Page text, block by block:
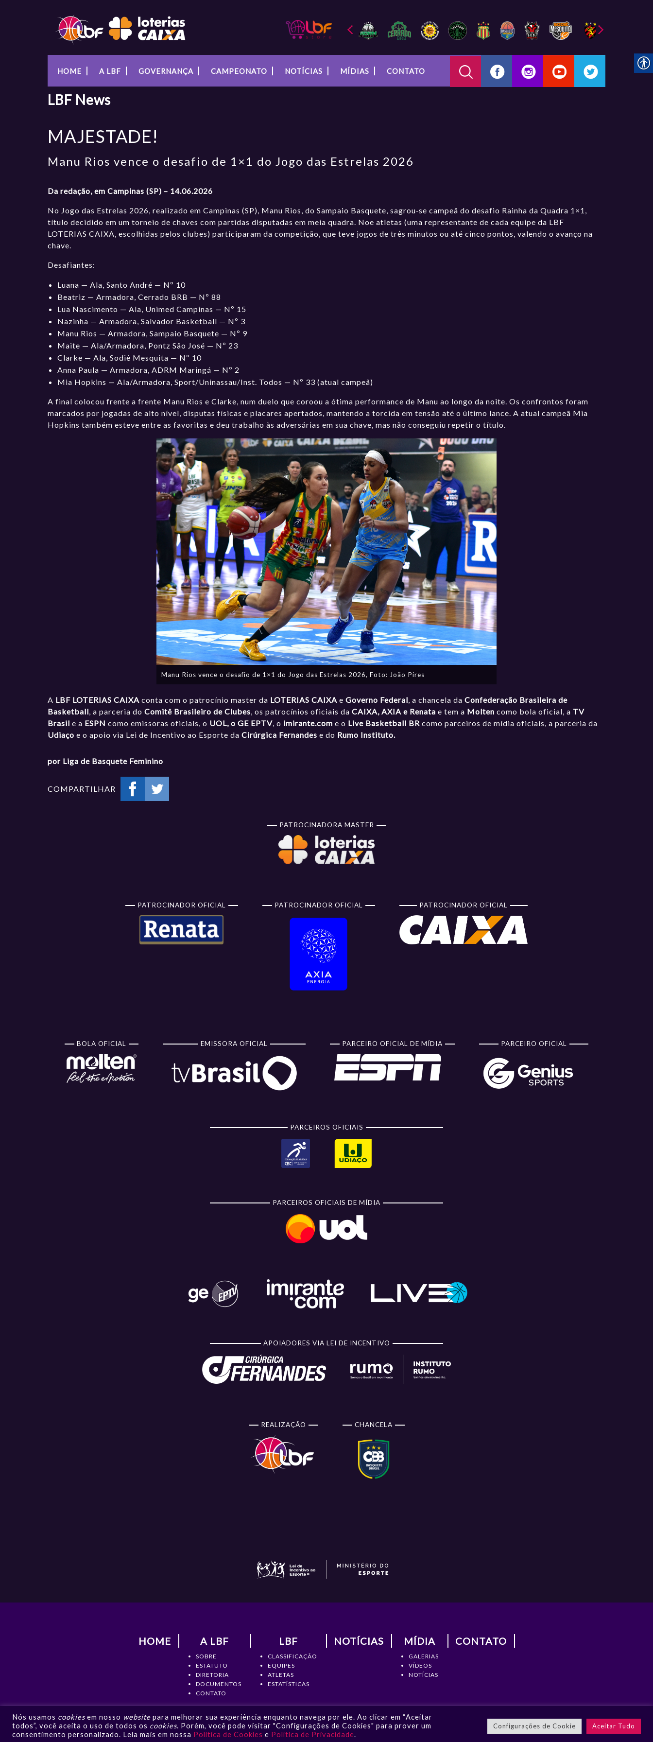
HOME A LBF GOVERNANÇA CAMPEONATO NOTÍCIAS MÍDIAS CONTATO
LBF News
MAJESTADE!
Manu Rios vence o desafio de 1×1 do Jogo das Estrelas 2026
Da redação, em Campinas (SP) – 14.06.2026
No Jogo das Estrelas 2026, realizado em Campinas (SP), Manu Rios, do Sampaio Basquete, sagrou‑se campeã do desafio Rainha da Quadra 1×1,
título decidido em um torneio de chaves com partidas disputadas em meia quadra. Noe atletas (uma representante de cada equipe da LBF
LOTERIAS CAIXA, escolhidas pelos clubes) participaram da competição, que teve jogos de três minutos ou até cinco pontos, valendo o avanço na
chave.
Desafiantes:
Luana — Ala, Santo André — Nº 10
Beatriz — Armadora, Cerrado BRB — Nº 88
Lua Nascimento — Ala, Unimed Campinas — Nº 15
Nazinha — Armadora, Salvador Basketball — Nº 3
Manu Rios — Armadora, Sampaio Basquete — Nº 9
Maite — Ala/Armadora, Pontz São José — Nº 23
Clarke — Ala, Sodiê Mesquita — Nº 10
Anna Paula — Armadora, ADRM Maringá — Nº 2
Mia Hopkins — Ala/Armadora, Sport/Uninassau/Inst. Todos — Nº 33 (atual campeã)
A final colocou frente a frente Manu Rios e Clarke, num duelo que coroou a ótima performance de Manu ao longo da noite. Os confrontos foram
marcados por jogadas de alto nível, disputas físicas e placares apertados, mantendo a torcida em tensão até o último lance. A atual campeã Mia
Hopkins também esteve entre as favoritas e deu trabalho às adversárias em sua chave, mas não conseguiu repetir o título.
Manu Rios vence o desafio de 1×1 do Jogo das Estrelas 2026, Foto: João Pires
A LBF LOTERIAS CAIXAconta com o patrocínio master da LOTERIAS CAIXA eGoverno Federal, a chancela daConfederação Brasileira de
Basketball, a parceria do Comitê Brasileiro de Clubes, os patrocínios oficiais daCAIXA, AXIA e Renata e tem a Molten como bola oficial, a TV
Brasil e a ESPNcomo emissoras oficiais, o UOL, o GE EPTV, o imirante.com e o Live Basketball BR como parceiros de mídia oficiais, a parceria da
Udiaço e o apoio via Lei de Incentivo ao Esporte daCirúrgica Fernandese do Rumo Instituto.
por Liga de Basquete Feminino
COMPARTILHAR
PATROCINADORA MASTER
PATROCINADOR OFICIAL PATROCINADOR OFICIAL PATROCINADOR OFICIAL
BOLA OFICIAL EMISSORA OFICIAL PARCEIRO OFICIAL DE MÍDIA PARCEIRO OFICIAL
PARCEIROS OFICIAIS
PARCEIROS OFICIAIS DE MÍDIA
APOIADORES VIA LEI DE INCENTIVO
REALIZAÇÃO CHANCELA
HOME A LBF
SOBRE
ESTATUTO
DIRETORIA
DOCUMENTOS
CONTATO
LBF
CLASSIFICAÇÃO
EQUIPES
ATLETAS
ESTATÍSTICAS
NOTÍCIAS MÍDIA
GALERIAS
VÍDEOS
NOTÍCIAS
CONTATO
LBF - Liga de Basquete Feminino © 2026 | Todos os direitos Reservados |
Nós usamos cookies em nosso website para melhorar sua experiência enquanto navega por ele. Ao clicar em “Aceitar
todos”, você aceita o uso de todos os cookies. Porém, você pode visitar "Configurações de Cookies" para prover um
consentimento personalizado. Leia mais em nossa Política de Cookies e Política de Privacidade.
Configurações de Cookie Aceitar Tudo